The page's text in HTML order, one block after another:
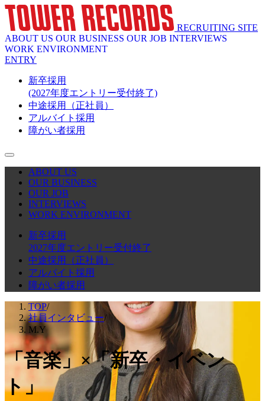
RECRUITING SITE
ABOUT US OUR BUSINESS OUR JOB INTERVIEWS
WORK ENVIRONMENT
ENTRY
新卒採用
(2027年度エントリー受付終了)
中途採用（正社員）
アルバイト採用
障がい者採用
ABOUT US
OUR BUSINESS
OUR JOB
INTERVIEWS
WORK ENVIRONMENT
新卒採用
2027年度エントリー受付終了
中途採用（正社員）
アルバイト採用
障がい者採用
TOP/
社員インタビュー/
M.Y
「音楽」×「新卒・イベン
ト」